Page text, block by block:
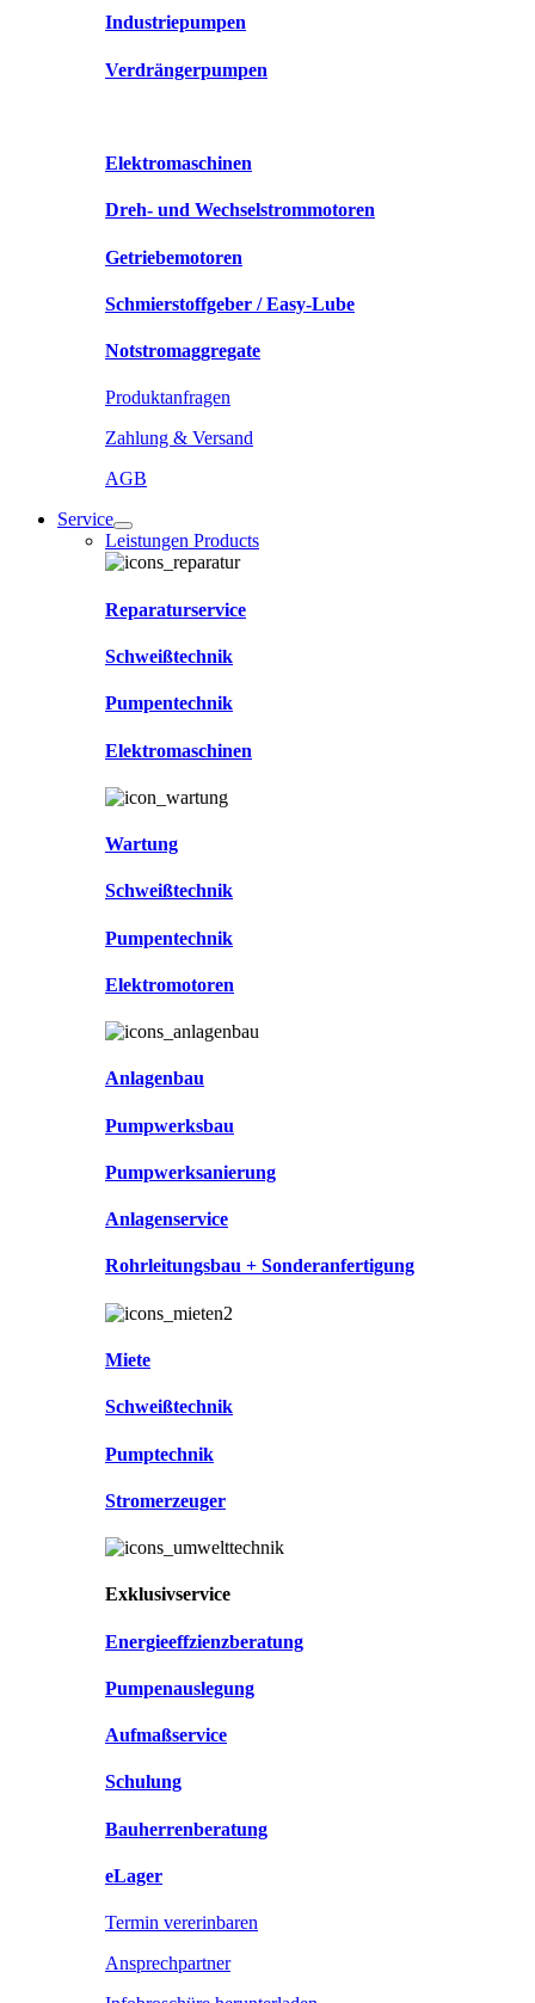
Industriepumpen
Verdrängerpumpen
Elektromaschinen
Dreh- und Wechselstrommotoren
Getriebemotoren
Schmierstoffgeber / Easy-Lube
Notstromaggregate
Produktanfragen
Zahlung & Versand
AGB
Service
Leistungen Products
Reparaturservice
Schweißtechnik
Pumpentechnik
Elektromaschinen
Wartung
Schweißtechnik
Pumpentechnik
Elektromotoren
Anlagenbau
Pumpwerksbau
Pumpwerksanierung
Anlagenservice
Rohrleitungsbau + Sonderanfertigung
Miete
Schweißtechnik
Pumptechnik
Stromerzeuger
Exklusivservice
Energieeffzienzberatung
Pumpenauslegung
Aufmaßservice
Schulung
Bauherrenberatung
eLager
Termin vererinbaren
Ansprechpartner